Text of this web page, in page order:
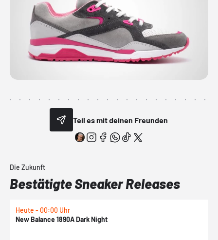
Teil es mit deinen Freunden
Die Zukunft
Bestätigte Sneaker Releases
Heute - 00:00 Uhr
New Balance 1890A Dark Night